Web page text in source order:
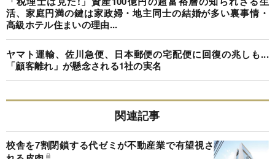
活、家庭円満の鍵は家政婦・地主同士の結婚が多い裏事情・
高級ホテル住まいの理由...
ヤマト運輸、佐川急便、日本郵便の宅配便に回復の兆しも...
「顧客離れ」が懸念される1社の実名
関連記事
校舎を7割閉鎖する代ゼミが不動産業で有望視さ